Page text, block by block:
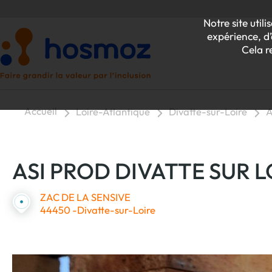
Notre site
expérience,
Cela
Accueil Loire-Atlantique Divatte-sur-Loire
ASI PROD DIVATTE SUR
ZAC DE LA SENSIVE
44450 -Divatte-sur-Loire